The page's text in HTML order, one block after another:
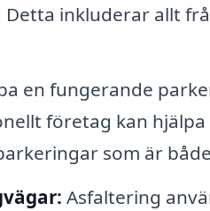
Detta inkluderar allt
en fungerande
företag kan
som är
Asfaltering